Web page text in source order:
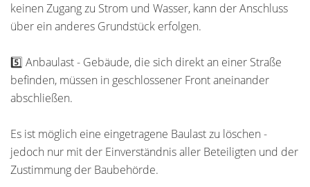
keinen Zugang zu Strom und Wasser, kann der Anschluss
über ein anderes Grundstück erfolgen.
5️⃣ Anbaulast - Gebäude, die sich direkt an einer Straße
befinden, müssen in geschlossener Front aneinander
abschließen.
Es ist möglich eine eingetragene Baulast zu löschen -
jedoch nur mit der Einverständnis aller Beteiligten und der
Zustimmung der Baubehörde.